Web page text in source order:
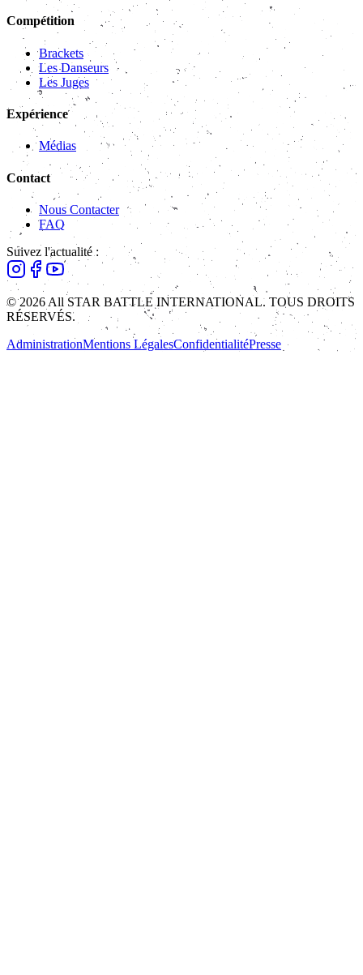
Compétition
Brackets
Les Danseurs
Les Juges
Expérience
Médias
Contact
Nous Contacter
FAQ
Suivez l'actualité :
© 2026 All STAR BATTLE INTERNATIONAL. TOUS DROITS
RÉSERVÉS.
AdministrationMentions LégalesConfidentialitéPresse